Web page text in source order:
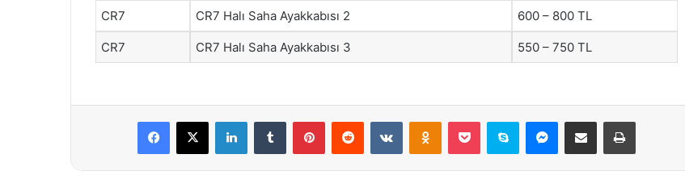
CR7 CR7 Halı Saha Ayakkabısı 2 600 – 800 TL
CR7 CR7 Halı Saha Ayakkabısı 3 550 – 750 TL
Facebook
X LinkedInTumblr PinterestReddit VKontakteOdnoklassniki
Pocket Skype Messenger
E-Posta ile paylaş Yazdır